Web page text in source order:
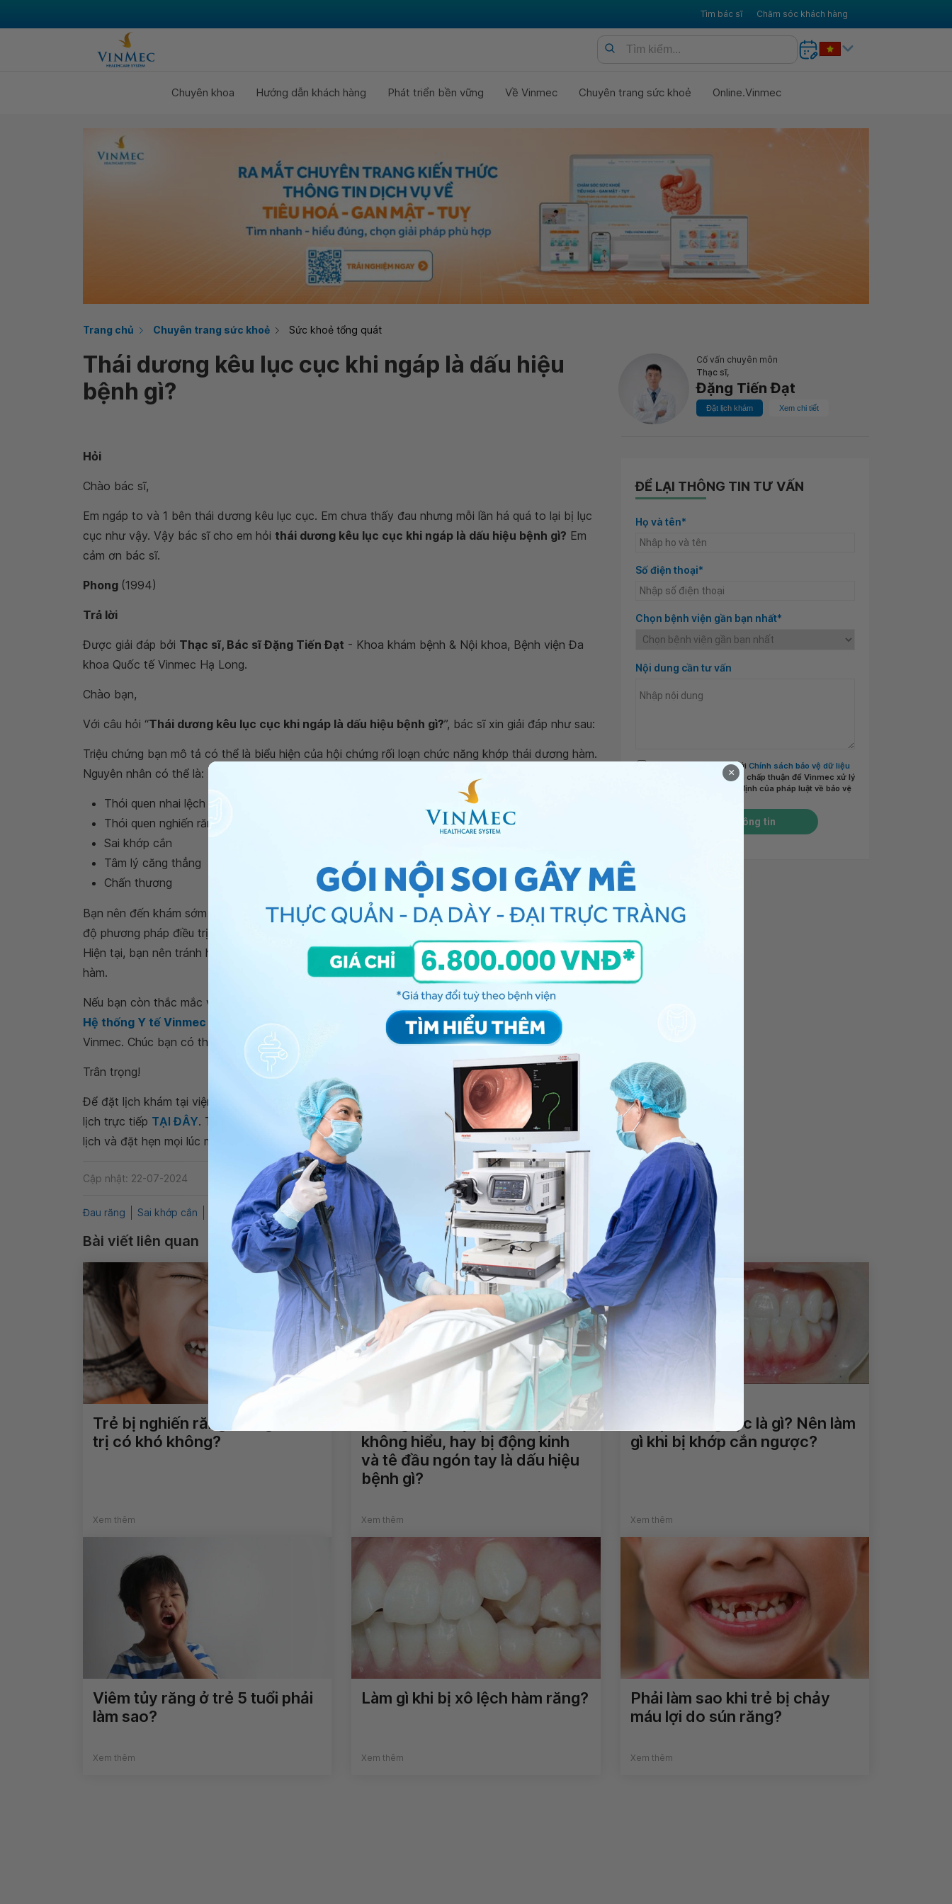
Tìm bác sĩ Chăm sóc khách hàng
Chuyên khoa Hướng dẫn khách hàng Phát triển bền vững Về Vinmec Chuyên trang sức khoẻ Online.Vinmec
Trang chủ Chuyên trang sức khoẻ Sức khoẻ tổng quát
Thái dương kêu lục cục khi ngáp là dấu hiệu
bệnh gì?
Cố vấn chuyên môn
Thạc sĩ,
Đặng Tiến Đạt
Đặt lịch khám Xem chi tiết
Hỏi
Chào bác sĩ,
Em ngáp to và 1 bên thái dương kêu lục cục. Em chưa thấy đau nhưng mỗi lần há quá to lại bị lục
cục như vậy. Vậy bác sĩ cho em hỏi thái dương kêu lục cục khi ngáp là dấu hiệu bệnh gì? Em
cảm ơn bác sĩ.
Phong (1994)
Trả lời
Được giải đáp bởi Thạc sĩ, Bác sĩ Đặng Tiến Đạt - Khoa khám bệnh & Nội khoa, Bệnh viện Đa
khoa Quốc tế Vinmec Hạ Long.
Chào bạn,
Với câu hỏi “Thái dương kêu lục cục khi ngáp là dấu hiệu bệnh gì?”, bác sĩ xin giải đáp như sau:
Triệu chứng bạn mô tả có thể là biểu hiện của hội chứng rối loạn chức năng khớp thái dương hàm.
Nguyên nhân có thể là:
Thói quen nhai lệch một bên trong thời gian dài.
Thói quen nghiến răng
Sai khớp cắn
Tâm lý căng thẳng
Chấn thương
Bạn nên đến khám sớm để được xác định đúng nguyên nhân và lên kế hoạch điều trị. Tùy vào mức
độ phương pháp điều trị có thể là tự điều chỉnh thói quen, chỉnh sửa khớp cắn hoặc phẫu thuật.
Hiện tại, bạn nên tránh há to, tránh ăn nhai đồ cứng, dai. Bạn nên ăn đồ mềm, nhai đều cả 2 bên
hàm.
Nếu bạn còn thắc mắc về
, bạn có thể đến bệnh viện thuộc
Hệ thống Y tế Vinmec để kiểm tra và tư vấn thêm. Cảm ơn bạn đã tin tưởng và gửi câu hỏi đến
Vinmec. Chúc bạn có thật nhiều sức khỏe.
Trân trọng!
Để đặt lịch khám tại viện, Quý khách vui lòng bấm số , đặt mua GÓI DỊCH VỤ
hoặc đặt
lịch trực tiếp TẠI ĐÂY. Tải và đặt lịch khám tự động trên ứng dụng My Vinmec để quản lý, theo dõi
lịch và đặt hẹn mọi lúc mọi nơi ngay trên ứng dụng.
Cập nhật: 22-07-2024 Chia sẻ
Đau răng Sai khớp cắn răng hàm mặt QnA Nghiến răng
ĐỂ LẠI THÔNG TIN TƯ VẤN
Họ và tên*
Số điện thoại*
Chọn bệnh viện gần bạn nhất*
Nội dung cần tư vấn
Tôi đã đọc và đồng ý với Chính sách bảo vệ dữ liệu
cá nhân của Vinmecvà chấp thuận để Vinmec xử lý
DLCN của tôi theo quy định của pháp luật về bảo vệ
Gửi thông tin
Bài viết liên quan
Trẻ bị nghiến răng khi ngủ điều
trị có khó không?
Xem thêm
Không nói được, nhìn mặt chữ
không hiểu, hay bị động kinh
và tê đầu ngón tay là dấu hiệu
bệnh gì?
Xem thêm
Khớp cắn ngược là gì? Nên làm
gì khi bị khớp cắn ngược?
Xem thêm
Viêm tủy răng ở trẻ 5 tuổi phải
làm sao?
Xem thêm
Làm gì khi bị xô lệch hàm răng?
Xem thêm
Phải làm sao khi trẻ bị chảy
máu lợi do sún răng?
Xem thêm
×